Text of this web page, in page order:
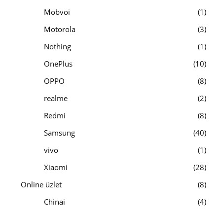
Mobvoi
1
Motorola
3
Nothing
1
OnePlus
10
OPPO
8
realme
2
Redmi
8
Samsung
40
vivo
1
Xiaomi
28
Online üzlet
8
Chinai
4